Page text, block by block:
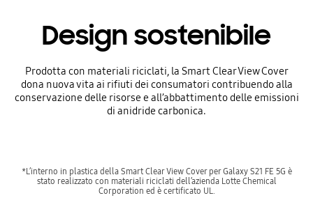
Design sostenibile
Prodotta con materiali riciclati, la Smart Clear View Cover
dona nuova vita ai rifiuti dei consumatori contribuendo alla
conservazione delle risorse e all’abbattimento delle emissioni
di anidride carbonica.
*L’interno in plastica della Smart Clear View Cover per Galaxy S21 FE 5G è
stato realizzato con materiali riciclati dell’azienda Lotte Chemical
Corporation ed è certificato UL.